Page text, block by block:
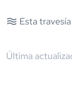
Esta
Última